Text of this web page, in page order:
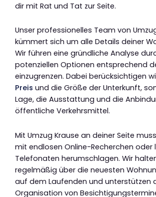
dir mit Rat und Tat zur Seite.
Unser professionelles Team von
kümmert sich um alle Details deiner
Wir führen eine gründliche Analyse
potenziellen Optionen entsprechend
einzugrenzen. Dabei berücksichtigen
Preis und die Größe der Unterkunft,
Lage, die Ausstattung und die
öffentliche Verkehrsmittel.
Mit Umzug Krause an deiner Seite
mit endlosen Online-Recherchen oder
Telefonaten herumschlagen. Wir
regelmäßig über die neuesten
auf dem Laufenden und unterstützen
Organisation von